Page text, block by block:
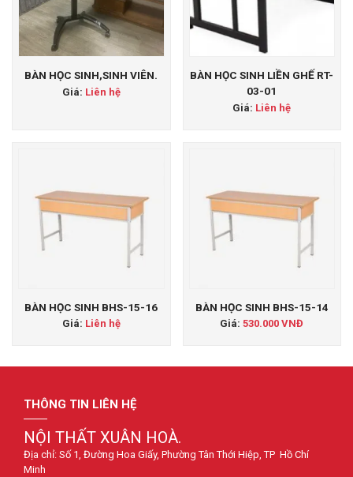
BÀN HỌC SINH,SINH VIÊN.
Giá: Liên hệ
BÀN HỌC SINH LIỀN GHẾ RT-
03-01
Giá: Liên hệ
BÀN HỌC SINH BHS-15-16
Giá: Liên hệ
BÀN HỌC SINH BHS-15-14
Giá:530.000 VNĐ
THÔNG TIN LIÊN HỆ
NỘI THẤT XUÂN HOÀ.
Địa chỉ: Số 1, Đường Hoa Giấy, Phường Tân Thới Hiệp, TP Hồ Chí
Minh